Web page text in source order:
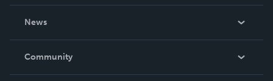
News
In The News
Community